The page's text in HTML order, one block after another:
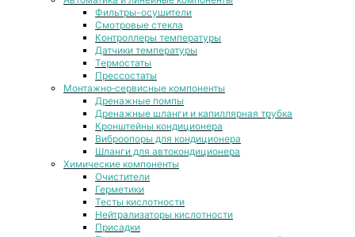
Фильтры-осушители
Смотровые стекла
Контроллеры температуры
Датчики температуры
Термостаты
Прессостаты
Монтажно‑сервисные компоненты
Дренажные помпы
Дренажные шланги и капиллярная трубка
Кронштейны кондиционера
Виброопоры для кондиционера
Шланги для автокондиционера
Химические компоненты
Очистители
Герметики
Тесты кислотности
Нейтрализаторы кислотности
Присадки